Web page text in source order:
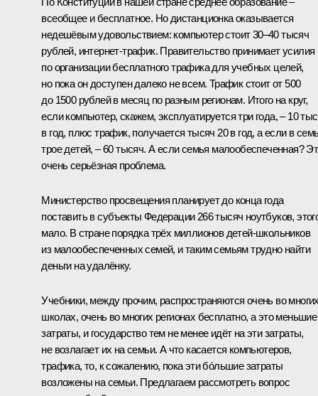
всеобщее и бесплатное. Но дистанционка оказывается
недешёвым удовольствием: компьютер стоит 30–40 тысяч
рублей, интернет-трафик. Правительство принимает усилия
по организации бесплатного трафика для учебных целей,
но пока он доступен далеко не всем. Трафик стоит от 500
до 1500 рублей в месяц по разным регионам. Итого на круг,
если компьютер, скажем, эксплуатируется три года, – 10
в год, плюс трафик, получается тысяч 20 в год, а если в
трое детей, – 60 тысяч. А если семья малообеспеченная?
очень серьёзная проблема.
Министерство просвещения планирует до конца года
поставить в субъекты Федерации 266 тысяч ноутбуков,
мало. В стране порядка трёх миллионов детей-школьников
из малообеспеченных семей, и таким семьям трудно найти
деньги на удалёнку.
Учебники, между прочим, распространяются очень во
школах, очень во многих регионах бесплатно, а это меньшие
затраты, и государство тем не менее идёт на эти затраты,
не возлагает их на семьи. А что касается компьютеров,
трафика, то, к сожалению, пока эти бóльшие затраты
возложены на семьи. Предлагаем рассмотреть вопрос